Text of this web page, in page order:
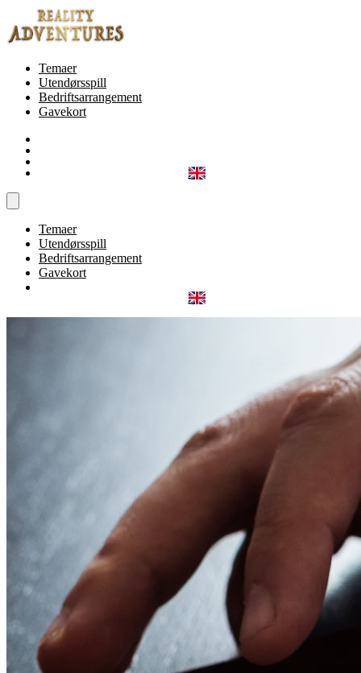
Temaer
Utendørsspill
Bedriftsarrangement
Gavekort
Temaer
Utendørsspill
Bedriftsarrangement
Gavekort